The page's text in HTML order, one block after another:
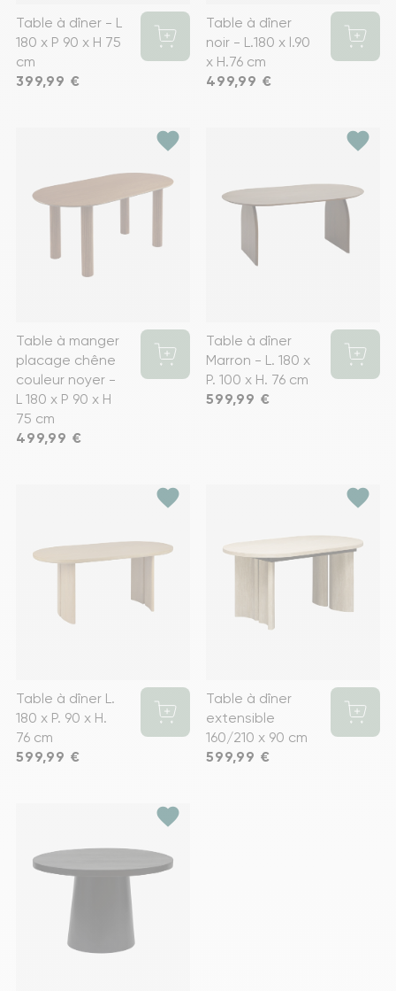
Table à dîner - L
180 x P 90 x H 75
cm
Prix
399,99 €
Table à dîner
noir - L.180 x l.90
x H.76 cm
Prix
499,99 €
favorite
Table à manger
placage chêne
couleur noyer -
L 180 x P 90 x H
75 cm
Prix
499,99 €
favorite
Table à dîner
Marron - L. 180 x
P. 100 x H. 76 cm
Prix
599,99 €
favorite
Table à dîner L.
180 x P. 90 x H.
76 cm
Prix
599,99 €
favorite
Table à dîner
extensible
160/210 x 90 cm
Prix
599,99 €
favorite